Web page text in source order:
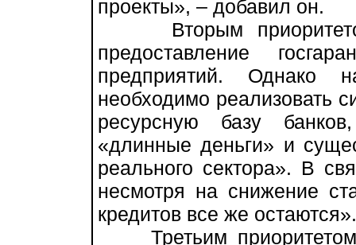
проекты», – добавил он.
Вторым приоритетом
предоставление
предприятий. Однако
необходимо реализовать
ресурсную базу
«длинные деньги» и
реального сектора». В
несмотря на снижение
кредитов все же остаются».
Третьим приоритетом